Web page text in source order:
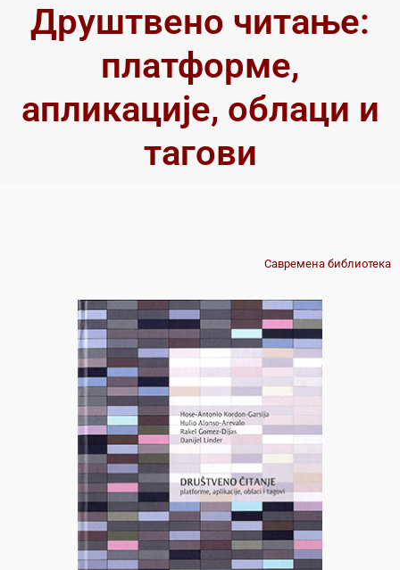
Друштвено читање:
платформе,
апликације, облаци и
тагови
Савремена библиотека